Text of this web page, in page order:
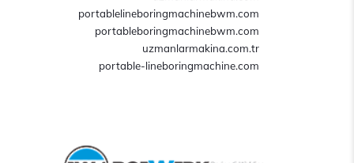
portablelineboringmachinebwm.com
portableboringmachinebwm.com
uzmanlarmakina.com.tr
portable-lineboringmachine.com